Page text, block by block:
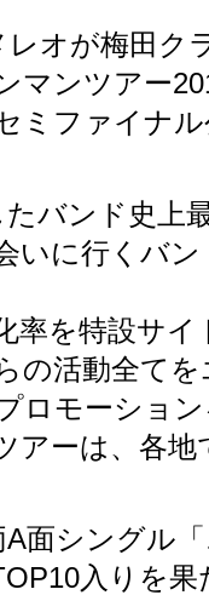
レオが梅田ク
マンツアー
ミファイナ
バンド史上
いに行くバ
率を特設サイ
の活動全て
ロモーショ
アーは、各
面シングル
入りを